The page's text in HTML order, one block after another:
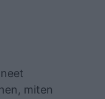
miten